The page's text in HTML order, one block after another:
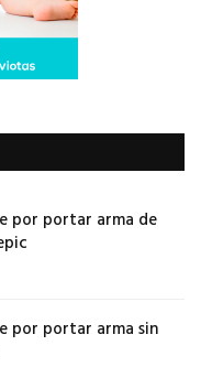
por portar arma de
por portar arma sin